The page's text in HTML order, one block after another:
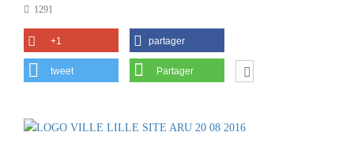
1291
+1 partager
tweet Partager